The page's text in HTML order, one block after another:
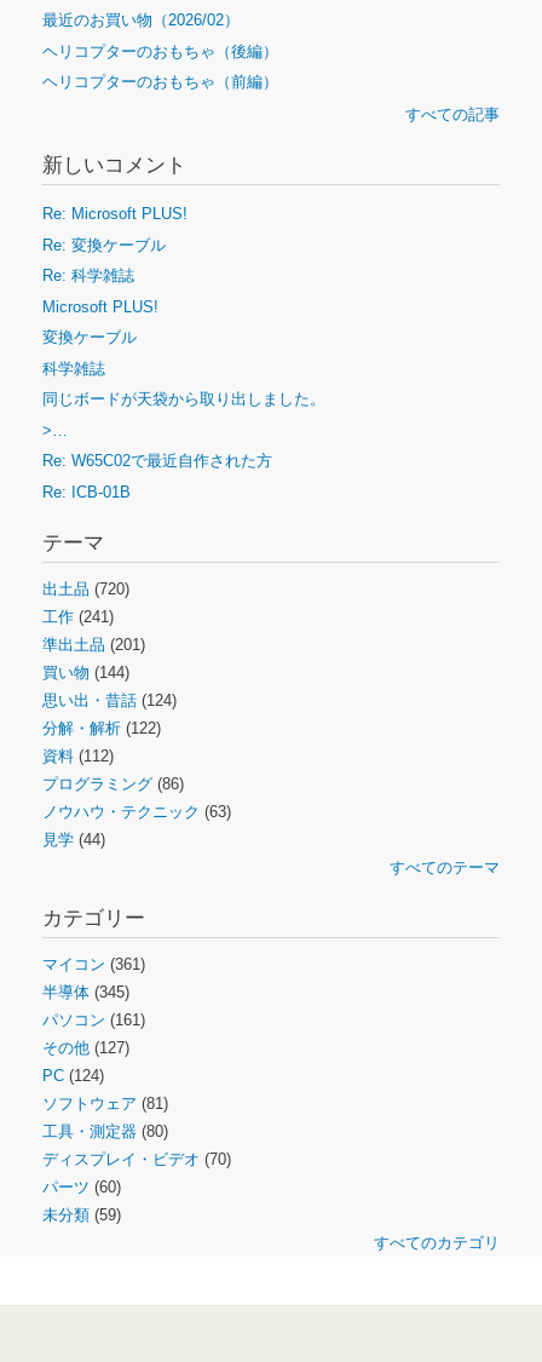
最近のお買い物（2026/02）
ヘリコプターのおもちゃ（後編）
ヘリコプターのおもちゃ（前編）
すべての記事
新しいコメント
Re: Microsoft PLUS!
Re: 変換ケーブル
Re: 科学雑誌
Microsoft PLUS!
変換ケーブル
科学雑誌
同じボードが天袋から取り出しました。
>…
Re: W65C02で最近自作された方
Re: ICB-01B
テーマ
出土品 (720)
工作 (241)
準出土品 (201)
買い物 (144)
思い出・昔話 (124)
分解・解析 (122)
資料 (112)
プログラミング (86)
ノウハウ・テクニック (63)
見学 (44)
すべてのテーマ
カテゴリー
マイコン (361)
半導体 (345)
パソコン (161)
その他 (127)
PC (124)
ソフトウェア (81)
工具・測定器 (80)
ディスプレイ・ビデオ (70)
パーツ (60)
未分類 (59)
すべてのカテゴリ